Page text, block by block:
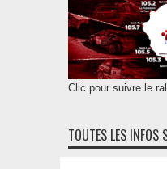
Clic pour suivre le
TOUTES LES INFOS